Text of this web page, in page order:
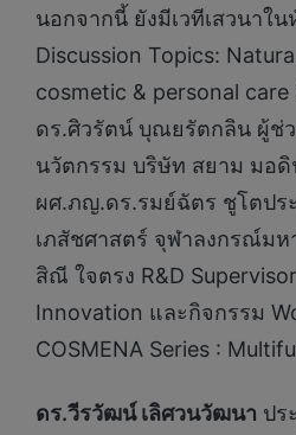
นอกจากนี้ ยังมีเวทีเสวนาใน
Discussion Topics:
cosmetic & personal care
ดร.ศิวรัตน์ บุณยรัตกลิน ผู้ช่
นวัตกรรม บริษัท สยาม มอ
ผศ.ภญ.ดร.รมย์ฉัตร ชูโตป
เภสัชศาสตร์ จุฬาลงกรณ์ม
สิณี ใจตรง R&D
Innovation และกิจกรรม
COSMENA Series :
ดร.วีรวัฒน์ เลิศวนวัฒนา ปร